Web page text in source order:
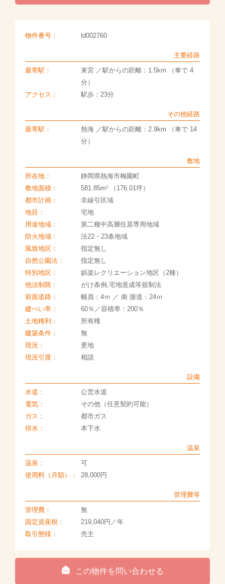
物件番号： ld002760
主要経路
最寄駅：
来宮 ／駅からの距離：1.5km （車で 4
分）
アクセス：
駅歩：23分
その他経路
最寄駅：
熱海 ／駅からの距離：2.9km （車で 14
分）
敷地
所在地：
静岡県熱海市梅園町
敷地面積：
581.85m2（176.01坪）
都市計画：
非線引区域
地目：
宅地
用途地域：
第二種中高層住居専用地域
防火地域：
法22・23条地域
風致地区：
指定無し
自然公園法：
指定無し
特別地区：
娯楽レクリエーション地区（2種）
他法制限：
がけ条例,宅地造成等規制法
前面道路：
幅員：4ｍ ／ 南 接道：24ｍ
建ぺい率：
60％／容積率：200％
土地権利：
所有権
建築条件：
無
現況：
更地
現況引渡：
相談
設備
水道：
公営水道
電気：
その他（任意契約可能）
ガス：
都市ガス
排水：
本下水
温泉
温泉：
可
使用料（月額）：
28,000円
管理費等
管理費：
無
固定資産税：
219,040円／年
取引態様：
売主
この物件を問い合わせる